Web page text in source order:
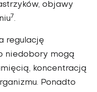
objawy
7.
regulację
niedobory mogą
koncentracją
Ponadto